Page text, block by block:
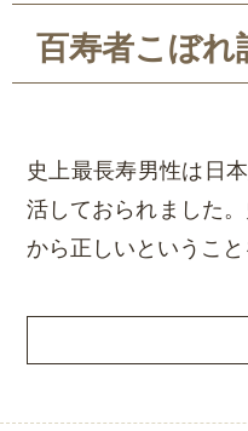
百寿者こぼれ
史上最長寿男性は日
活しておられました
から正しいというこ